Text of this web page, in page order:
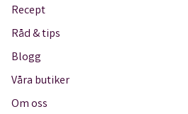
Recept
Råd & tips
Blogg
Våra butiker
Om oss